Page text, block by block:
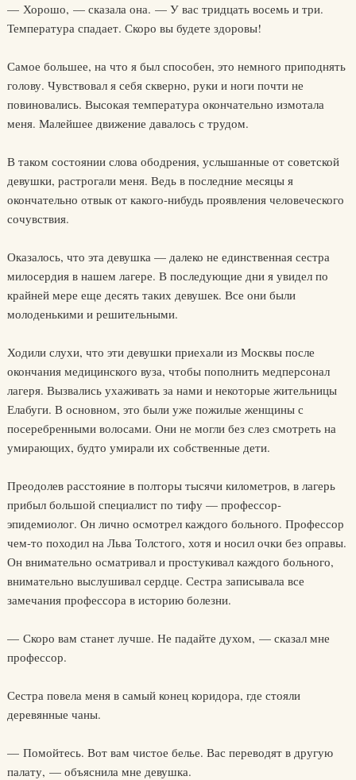
— Хорошо, — сказала она. — У вас тридцать восемь и три.
Температура спадает. Скоро вы будете здоровы!
Самое большее, на что я был способен, это немного приподнять
голову. Чувствовал я себя скверно, руки и ноги почти не
повиновались. Высокая температура окончательно измотала
меня. Малейшее движение давалось с трудом.
В таком состоянии слова ободрения, услышанные от советской
девушки, растрогали меня. Ведь в последние месяцы я
окончательно отвык от какого-нибудь проявления человеческого
сочувствия.
Оказалось, что эта девушка — далеко не единственная сестра
милосердия в нашем лагере. В последующие дни я увидел по
крайней мере еще десять таких девушек. Все они были
молоденькими и решительными.
Ходили слухи, что эти девушки приехали из Москвы после
окончания медицинского вуза, чтобы пополнить медперсонал
лагеря. Вызвались ухаживать за нами и некоторые жительницы
Елабуги. В основном, это были уже пожилые женщины с
посеребренными волосами. Они не могли без слез смотреть на
умирающих, будто умирали их собственные дети.
Преодолев расстояние в полторы тысячи километров, в лагерь
прибыл большой специалист по тифу — профессор-
эпидемиолог. Он лично осмотрел каждого больного. Профессор
чем-то походил на Льва Толстого, хотя и носил очки без оправы.
Он внимательно осматривал и простукивал каждого больного,
внимательно выслушивал сердце. Сестра записывала все
замечания профессора в историю болезни.
— Скоро вам станет лучше. Не падайте духом, — сказал мне
профессор.
Сестра повела меня в самый конец коридора, где стояли
деревянные чаны.
— Помойтесь. Вот вам чистое белье. Вас переводят в другую
палату, — объяснила мне девушка.